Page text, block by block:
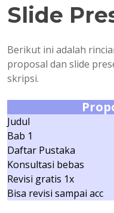
Slide
Berikut ini adalah
proposal dan slide
skripsi.
Judul
Bab 1
Daftar Pustaka
Konsultasi bebas
Revisi gratis 1x
Bisa revisi sampai acc